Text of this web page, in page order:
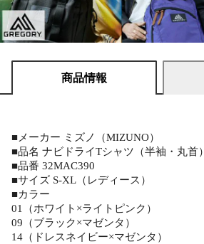
商品情報
■メーカー ミズノ（MIZUNO）
■品名 ナビドライTシャツ（半袖・丸首）
■品番 32MAC390
■サイズ S-XL（レディース）
■カラー
01（ホワイト×ライトピンク）
09（ブラック×マゼンタ）
14（ドレスネイビー×マゼンタ）